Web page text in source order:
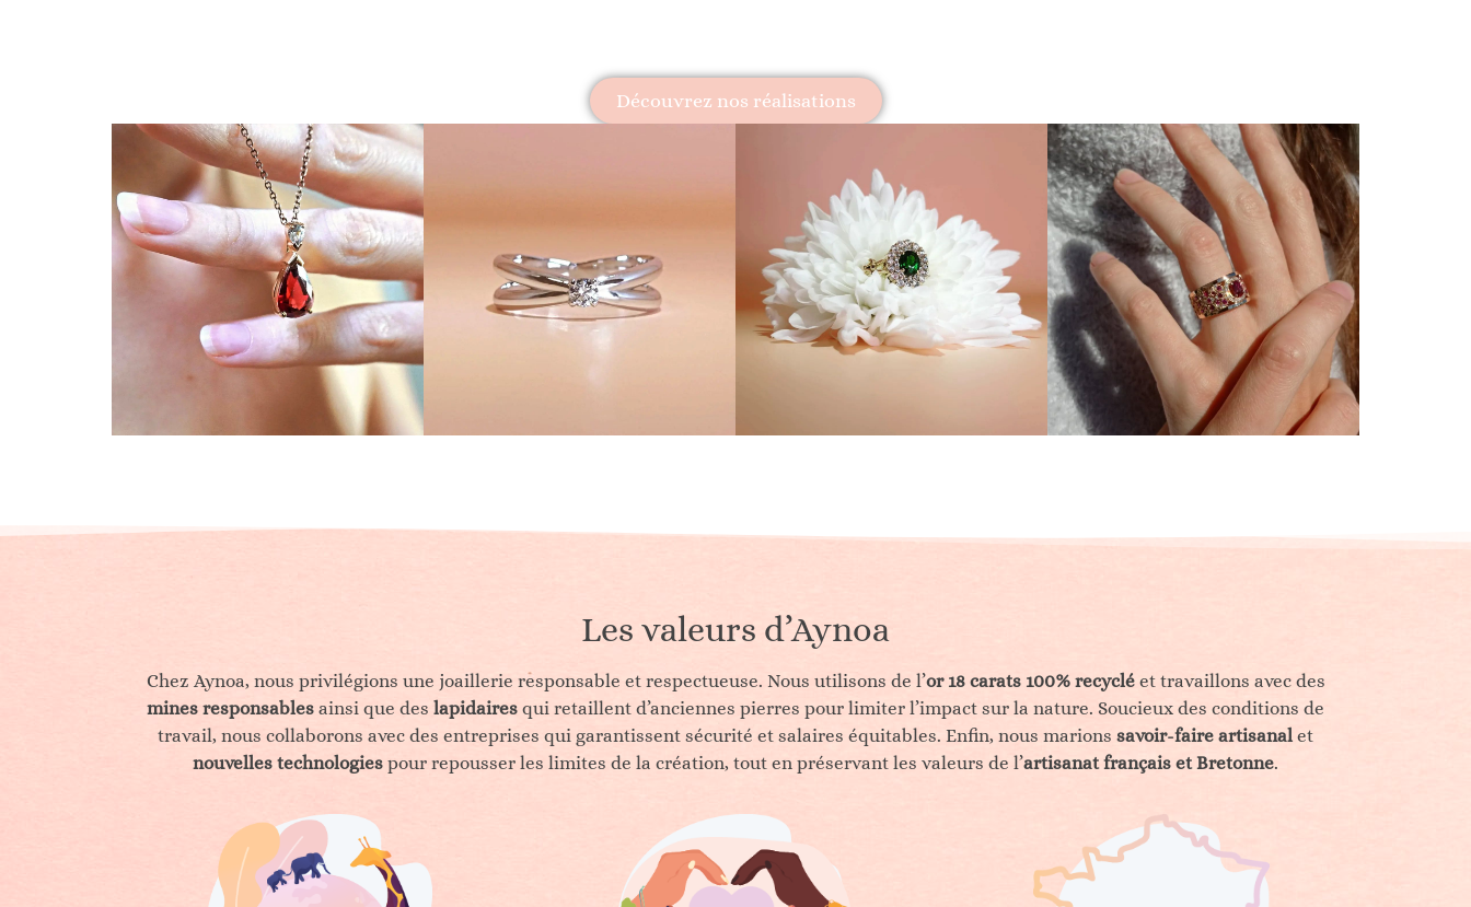
Découvrez nos réalisations
Les valeurs d’Aynoa
Chez Aynoa, nous privilégions une joaillerie responsable et respectueuse. Nous utilisons de l’or 18 carats 100% recycléet travaillons avec des
mines responsables ainsi que des lapidaires qui retaillent d’anciennes pierres pour limiter l’impact sur la nature. Soucieux des conditions de
travail, nous collaborons avec des entreprises qui garantissent sécurité et salaires équitables. Enfin, nous marions savoir-faire artisanal et
nouvelles technologies pour repousser les limites de la création, tout en préservant les valeurs de l’artisanat français et Bretonne.